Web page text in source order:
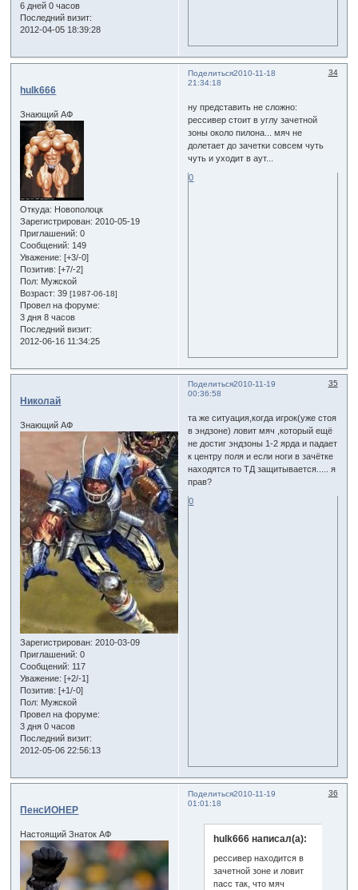
6 дней 0 часов
Последний визит:
2012-04-05 18:39:28
Поделиться 34
2010-11-18
21:34:18
hulk666
Знающий АФ
Откуда: Новополоцк
Зарегистрирован: 2010-05-19
Приглашений: 0
Сообщений: 149
Уважение: [+3/-0]
Позитив: [+7/-2]
Пол: Мужской
Возраст: 39[1987-06-18]
Провел на форуме:
3 дня 8 часов
Последний визит:
2012-06-16 11:34:25
ну представить не сложно:
рессивер стоит в углу зачетной
зоны около пилона... мяч не
долетает до зачетки совсем чуть
чуть и уходит в аут...
0
Поделиться 35
2010-11-19
00:36:58
Николай
Знающий АФ
Зарегистрирован: 2010-03-09
Приглашений: 0
Сообщений: 117
Уважение: [+2/-1]
Позитив: [+1/-0]
Пол: Мужской
Провел на форуме:
3 дня 0 часов
Последний визит:
2012-05-06 22:56:13
та же ситуация,когда игрок(уже стоя
в эндзоне) ловит мяч ,который ещё
не достиг эндзоны 1-2 ярда и падает
к центру поля и если ноги в зачётке
находятся то ТД защитывается..... я
прав?
0
Поделиться 36
2010-11-19
01:01:18
ПенсИОНЕР
Настоящий Знаток АФ hulk666 написал(а):
рессивер находится в
зачетной зоне и ловит
пасс так, что мяч